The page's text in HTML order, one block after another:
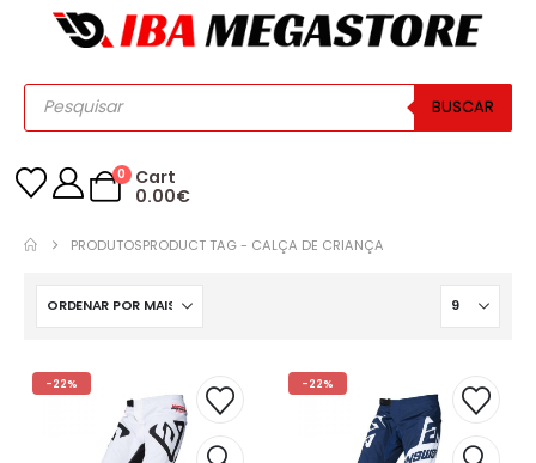
BUSCAR
0
Cart
0.00€
PRODUTOSPRODUCT TAG - CALÇA DE CRIANÇA
-22% -22%